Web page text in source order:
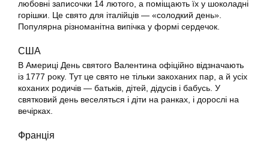
любовні записочки 14 лютого, а поміщають їх у шоколадні
горішки. Це свято для італійців — «солодкий день».
Популярна різноманітна випічка у формі сердечок.
США
В Америці День святого Валентина офіційно відзначають
із 1777 року. Тут це свято не тільки закоханих пар, а й усіх
коханих родичів — батьків, дітей, дідусів і бабусь. У
святковий день веселяться і діти на ранках, і дорослі на
вечірках.
Франція